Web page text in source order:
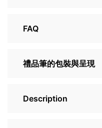
FAQ
禮品筆的包裝與呈現
Description